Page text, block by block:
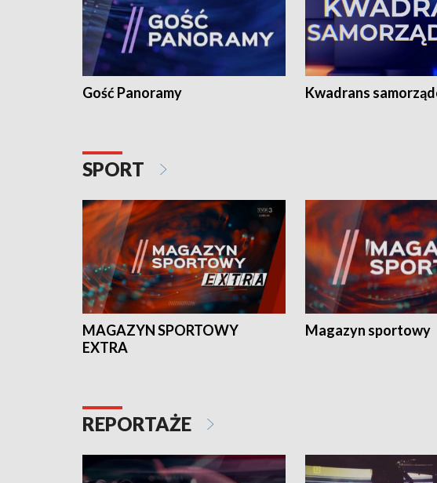
Gość Panoramy Kwadrans
SPORT
MAGAZYN SPORTOWY
EXTRA
Magazyn sportowy
REPORTAŻE